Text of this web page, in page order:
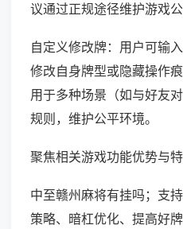
议通过正规途径维护游戏公
自定义修改牌：用户可输
修改自身牌型或隐藏操作
用于多种场景（如与好友
规则，维护公平环境。
聚焦相关游戏功能优势与特
中至赣州麻将有挂吗；支
策略、暗杠优化、提高好